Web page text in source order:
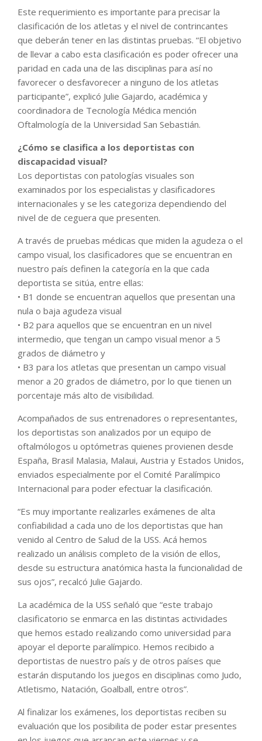
Este requerimiento es importante para precisar la
clasificación de los atletas y el nivel de contrincantes
que deberán tener en las distintas pruebas. “El objetivo
de llevar a cabo esta clasificación es poder ofrecer una
paridad en cada una de las disciplinas para así no
favorecer o desfavorecer a ninguno de los atletas
participante”, explicó Julie Gajardo, académica y
coordinadora de Tecnología Médica mención
Oftalmología de la Universidad San Sebastián.
¿Cómo se clasifica a los deportistas con
discapacidad visual?
Los deportistas con patologías visuales son
examinados por los especialistas y clasificadores
internacionales y se les categoriza dependiendo del
nivel de de ceguera que presenten.
A través de pruebas médicas que miden la agudeza o el
campo visual, los clasificadores que se encuentran en
nuestro país definen la categoría en la que cada
deportista se sitúa, entre ellas:
• B1 donde se encuentran aquellos que presentan una
nula o baja agudeza visual
• B2 para aquellos que se encuentran en un nivel
intermedio, que tengan un campo visual menor a 5
grados de diámetro y
• B3 para los atletas que presentan un campo visual
menor a 20 grados de diámetro, por lo que tienen un
porcentaje más alto de visibilidad.
Acompañados de sus entrenadores o representantes,
los deportistas son analizados por un equipo de
oftalmólogos u optómetras quienes provienen desde
España, Brasil Malasia, Malaui, Austria y Estados Unidos,
enviados especialmente por el Comité Paralímpico
Internacional para poder efectuar la clasificación.
“Es muy importante realizarles exámenes de alta
confiabilidad a cada uno de los deportistas que han
venido al Centro de Salud de la USS. Acá hemos
realizado un análisis completo de la visión de ellos,
desde su estructura anatómica hasta la funcionalidad de
sus ojos”, recalcó Julie Gajardo.
La académica de la USS señaló que “este trabajo
clasificatorio se enmarca en las distintas actividades
que hemos estado realizando como universidad para
apoyar el deporte paralímpico. Hemos recibido a
deportistas de nuestro país y de otros países que
estarán disputando los juegos en disciplinas como Judo,
Atletismo, Natación, Goalball, entre otros”.
Al finalizar los exámenes, los deportistas reciben su
evaluación que los posibilita de poder estar presentes